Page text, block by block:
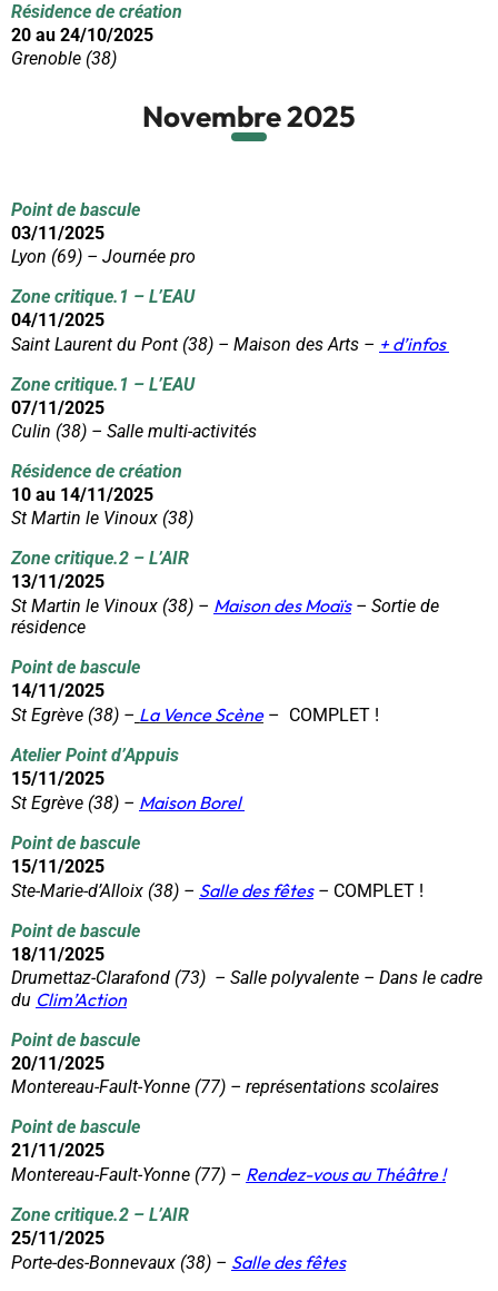
Résidence de création
20 au 24/10/2025
Grenoble (38)
Novembre 2025
Point de bascule
03/11/2025
Lyon (69) – Journée pro
Zone critique.1 – L’EAU
04/11/2025
Saint Laurent du Pont (38) – Maison des Arts – + d’infos
Zone critique.1 – L’EAU
07/11/2025
Culin (38) – Salle multi-activités
Résidence de création
10 au 14/11/2025
St Martin le Vinoux (38)
Zone critique.2 – L’AIR
13/11/2025
St Martin le Vinoux (38) – Maison des Moaïs– Sortie de
résidence
Point de bascule
14/11/2025
St Egrève (38) – La Vence Scène– COMPLET !
Atelier Point d’Appuis
15/11/2025
St Egrève (38) – Maison Borel
Point de bascule
15/11/2025
Ste-Marie-d’Alloix (38) – Salle des fêtes– COMPLET !
Point de bascule
18/11/2025
Drumettaz-Clarafond (73) – Salle polyvalente – Dans le cadre
du Clim’Action
Point de bascule
20/11/2025
Montereau-Fault-Yonne (77) – représentations scolaires
Point de bascule
21/11/2025
Montereau-Fault-Yonne (77) – Rendez-vous au Théâtre !
Zone critique.2 – L’AIR
25/11/2025
Porte-des-Bonnevaux (38) – Salle des fêtes